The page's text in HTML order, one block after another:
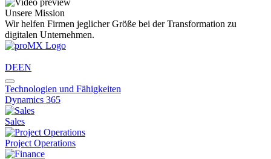
Unsere Mission
Wir helfen Firmen jeglicher Größe bei der Transformation zu
digitalen Unternehmen.
DEEN
Technologien und Fähigkeiten
Dynamics 365
Sales
Project Operations